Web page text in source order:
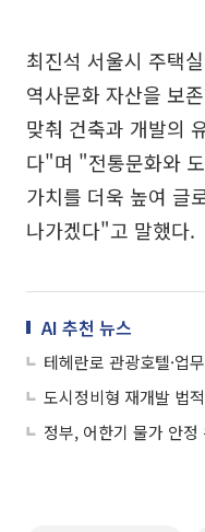
최진석 서울시 주택
역사문화 자산을 보
맞춰 건축과 개발의
다"며 "전통문화와
가치를 더욱 높여 글
나가겠다"고 말했다.
AI 추천 뉴스
도시정비형 재개발 법